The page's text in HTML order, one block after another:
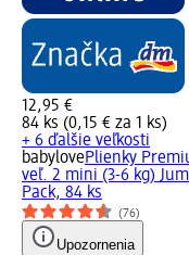
12,95 €
84 ks (0,15 € za 1 ks)
+ 6 ďalšie veľkosti
babylovePlienky
veľ. 2 mini (3-6 kg)
Pack, 84 ks
(76)
Upozornenia